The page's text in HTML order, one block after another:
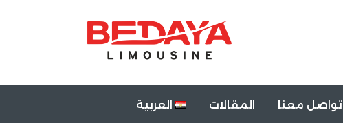
تواصل معنا المقالات العربية